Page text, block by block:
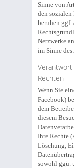
Sinne von
den
beruhen ggf.
Netzwerke
im Sinne
Rechten
Wenn Sie
Facebook)
dem
diesem
Ihre Rechte
Löschung,
sowohl ggü.